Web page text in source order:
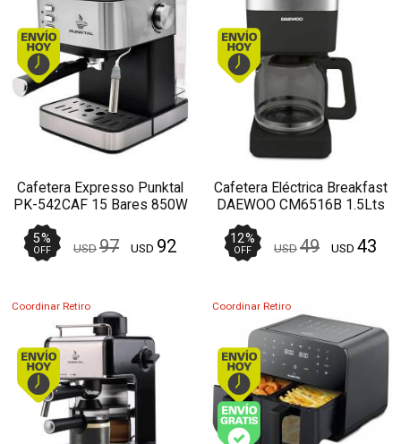
Envío hoy. Comprando antes de 13Hs.
Cafetera Expresso Punktal
PK-542CAF 15 Bares 850W
1.6L Vaporizador Acero
Inoxidable
5%
OFF USD97 USD 92
Envío hoy.
Cafetera Eléctrica Breakfast
DAEWOO CM6516B 1.5Lts
12%
OFF USD49 USD 43
Coordinar Retiro
Envío hoy. Comprando antes de 13Hs.
Coordinar Retiro
Envío hoy.